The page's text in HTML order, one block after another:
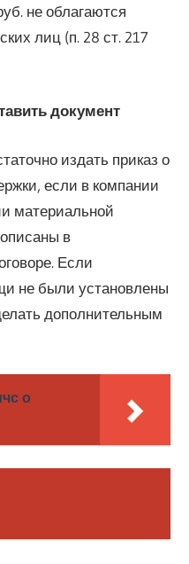
не облагаются
лиц (п. 28 ст. 217
документ
издать приказ о
если в компании
материальной
в
Если
не были установлены
дополнительным
о